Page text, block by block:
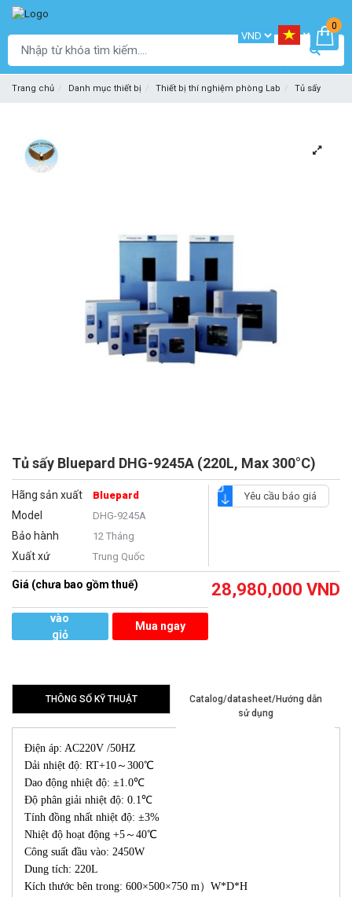
0
Trang chủ Danh mục thiết bị Thiết bị thí nghiệm phòng Lab Tủ sấy
Tủ sấy Bluepard DHG-9245A (220L, Max 300°C)
Hãng sản xuất Bluepard
Model DHG-9245A
Bảo hành 12 Tháng
Xuất xứ Trung Quốc
Yêu cầu báo giá
Giá (chưa bao gồm thuế) 28,980,000 VND
vào
giỏ
Mua ngay
THÔNG SỐ KỸ THUẬT
Catalog/datasheet/Hướng dẫn
sử dụng
Điện áp: AC220V /50HZ
Dải nhiệt độ: RT+10～300℃
Dao động nhiệt độ: ±1.0℃
Độ phân giải nhiệt độ: 0.1℃
Tính đồng nhất nhiệt độ: ±3%
Nhiệt độ hoạt động +5～40℃
Công suất đầu vào: 2450W
Dung tích: 220L
Kích thước bên trong: 600×500×750 m）W*D*H